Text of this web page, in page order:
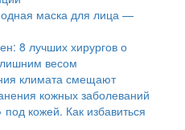
маска для лица —
8 лучших хирургов о
весом
климата смещают
кожных заболеваний
кожей. Как избавиться